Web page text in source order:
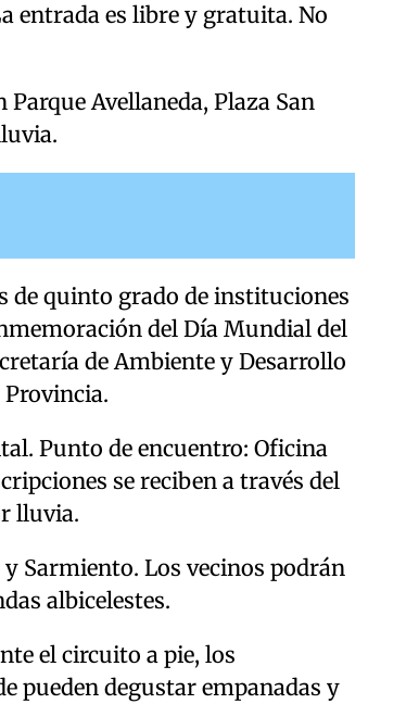
entrada es libre y gratuita. No
Avellaneda, Plaza San
de quinto grado de instituciones
del Día Mundial del
de Ambiente y Desarrollo
Punto de encuentro: Oficina
se reciben a través del
lluvia.
Sarmiento. Los vecinos podrán
albicelestes.
el circuito a pie, los
pueden degustar empanadas y